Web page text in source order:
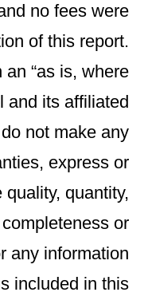
no fees were
of this report.
“as is, where
and its affiliated
not make any
express or
quantity,
or
any information
included in this